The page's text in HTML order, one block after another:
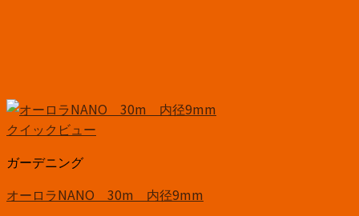
クイックビュー
ガーデニング
オーロラNANO 30m 内径9mm